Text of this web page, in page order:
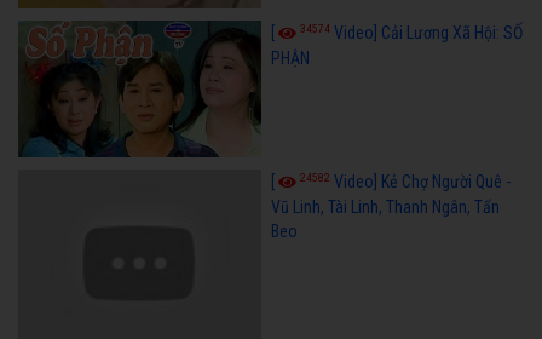
34574 Video] Cải Lương Xã Hội: SỐ
PHẬN
24582 Video] Kẻ Chợ Người Quê -
Vũ Linh, Tài Linh, Thanh Ngân, Tấn
Beo